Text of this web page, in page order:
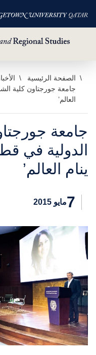
تخطي
المحتوى
الرئيسي
الصفحة الرئيسية
جامعة جورجتاون كلية
العالم’
جامعة
الدولية في
ينام العالم’
7مايو 2015